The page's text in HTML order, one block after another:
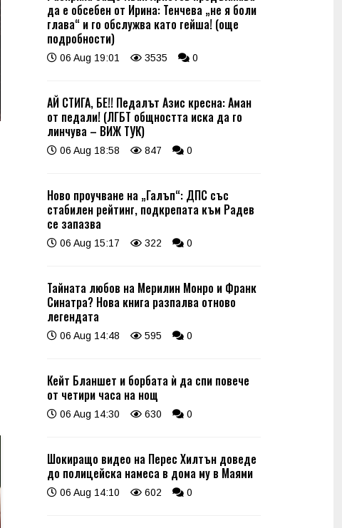
да е обсебен от Ирина: Тенчева „не я боли
глава“ и го обслужва като гейша! (още
подробности)
06 Aug 19:01 3535 0
АЙ СТИГА, БЕ!! Педалът Азис кресна: Аман
от педали! (ЛГБТ общността иска да го
линчува – ВИЖ ТУК)
06 Aug 18:58 847 0
Ново проучване на „Галъп“: ДПС със
стабилен рейтинг, подкрепата към Радев
се запазва
06 Aug 15:17 322 0
Тайната любов на Мерилин Монро и Франк
Синатра? Нова книга разпалва отново
легендата
06 Aug 14:48 595 0
Кейт Бланшет и борбата ѝ да спи повече
от четири часа на нощ
06 Aug 14:30 630 0
Шокиращо видео на Перес Хилтън доведе
до полицейска намеса в дома му в Маями
06 Aug 14:10 602 0